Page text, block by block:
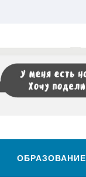
ОБРАЗОВАНИЕ